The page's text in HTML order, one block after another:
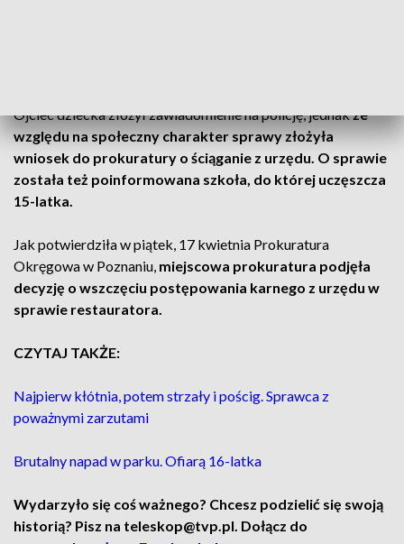
Ojciec dziecka złożył zawiadomienie na policję, jednakze
względu na społeczny charakter sprawy złożyła
wniosek do prokuratury o ściąganie z urzędu. O sprawie
została też poinformowana szkoła, do której uczęszcza
15-latka.
Jak potwierdziła w piątek, 17 kwietnia Prokuratura
Okręgowa w Poznaniu, miejscowa prokuratura podjęła
decyzję o wszczęciu postępowania karnego z urzędu w
sprawie restauratora.
CZYTAJ TAKŻE:
Najpierw kłótnia, potem strzały i pościg. Sprawca z
poważnymi zarzutami
Brutalny napad w parku. Ofiarą 16-latka
Wydarzyło się coś ważnego? Chcesz podzielić się swoją
historią? Pisz na teleskop@tvp.pl. Dołącz do